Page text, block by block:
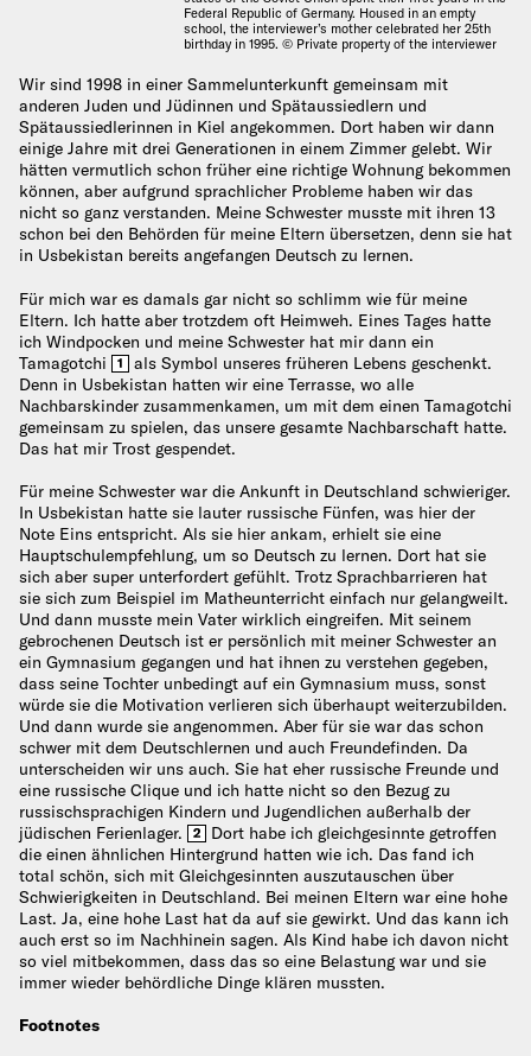
Federal Republic of Germany. Housed in an empty
school, the interviewer’s mother celebrated her 25th
birthday in 1995. © Private property of the interviewer
Wir sind 1998 in einer Sammelunterkunft gemeinsam mit
anderen Juden und Jüdinnen und Spätaussiedlern und
Spätaussiedlerinnen in Kiel angekommen. Dort haben wir dann
einige Jahre mit drei Generationen in einem Zimmer gelebt. Wir
hätten vermutlich schon früher eine richtige Wohnung bekommen
können, aber aufgrund sprachlicher Probleme haben wir das
nicht so ganz verstanden. Meine Schwester musste mit ihren 13
schon bei den Behörden für meine Eltern übersetzen, denn sie hat
in Usbekistan bereits angefangen Deutsch zu lernen.
Für mich war es damals gar nicht so schlimm wie für meine
Eltern. Ich hatte aber trotzdem oft Heimweh. Eines Tages hatte
ich Windpocken und meine Schwester hat mir dann ein
Tamagotchi
1
als Symbol unseres früheren Lebens geschenkt.
Denn in Usbekistan hatten wir eine Terrasse, wo alle
Nachbarskinder zusammenkamen, um mit dem einen Tamagotchi
gemeinsam zu spielen, das unsere gesamte Nachbarschaft hatte.
Das hat mir Trost gespendet.
Für meine Schwester war die Ankunft in Deutschland schwieriger.
In Usbekistan hatte sie lauter russische Fünfen, was hier der
Note Eins entspricht. Als sie hier ankam, erhielt sie eine
Hauptschulempfehlung, um so Deutsch zu lernen. Dort hat sie
sich aber super unterfordert gefühlt. Trotz Sprachbarrieren hat
sie sich zum Beispiel im Matheunterricht einfach nur gelangweilt.
Und dann musste mein Vater wirklich eingreifen. Mit seinem
gebrochenen Deutsch ist er persönlich mit meiner Schwester an
ein Gymnasium gegangen und hat ihnen zu verstehen gegeben,
dass seine Tochter unbedingt auf ein Gymnasium muss, sonst
würde sie die Motivation verlieren sich überhaupt weiterzubilden.
Und dann wurde sie angenommen. Aber für sie war das schon
schwer mit dem Deutschlernen und auch Freundefinden. Da
unterscheiden wir uns auch. Sie hat eher russische Freunde und
eine russische Clique und ich hatte nicht so den Bezug zu
russischsprachigen Kindern und Jugendlichen außerhalb der
jüdischen Ferienlager.
2
Dort habe ich gleichgesinnte getroffen
die einen ähnlichen Hintergrund hatten wie ich. Das fand ich
total schön, sich mit Gleichgesinnten auszutauschen über
Schwierigkeiten in Deutschland. Bei meinen Eltern war eine hohe
Last. Ja, eine hohe Last hat da auf sie gewirkt. Und das kann ich
auch erst so im Nachhinein sagen. Als Kind habe ich davon nicht
so viel mitbekommen, dass das so eine Belastung war und sie
immer wieder behördliche Dinge klären mussten.
Footnotes